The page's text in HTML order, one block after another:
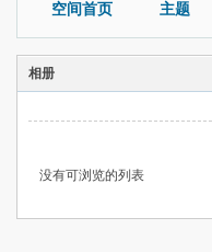
空间首页 主题
相册
没有可浏览的列表